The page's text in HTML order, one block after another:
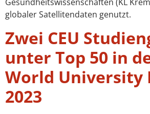
globaler Satellitendaten genutzt.
Zwei CEU
unter Top 50 in
World University
2023